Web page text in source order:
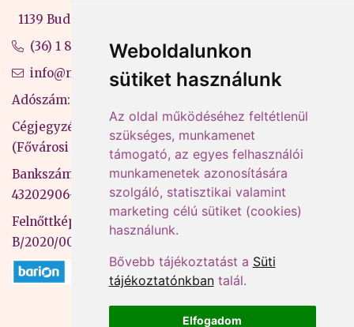
Weboldalunkon
sütiket használunk
Az oldal működéséhez feltétlenül
szükséges, munkamenet
támogató, az egyes felhasználói
munkamenetek azonosítására
szolgáló, statisztikai valamint
marketing célú sütiket (cookies)
használunk.
Bővebb tájékoztatást a Süti
tájékoztatónkbantalál.
Elfogadom
1139 Budapest, Váci út 99-105. 4. em.
(36) 1 880 76 00
info@mprx.hu
Adószám: 13598145-2-41
Cégjegyzékszám: 01-09-883770
(Fővárosi Bíróság)
Bankszámlaszám: CIB Bank, 10700581-
43202906-51100005
Felnőttképzési nyilvántartási szám:
B/2020/000053